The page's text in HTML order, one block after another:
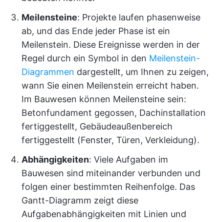
Meilensteine: Projekte laufen phasenweise
ab, und das Ende jeder Phase ist ein
Meilenstein. Diese Ereignisse werden in der
Regel durch ein Symbol in den Meilenstein-
Diagrammen dargestellt, um Ihnen zu zeigen,
wann Sie einen Meilenstein erreicht haben.
Im Bauwesen können Meilensteine sein:
Betonfundament gegossen, Dachinstallation
fertiggestellt, Gebäudeaußenbereich
fertiggestellt (Fenster, Türen, Verkleidung).
Abhängigkeiten: Viele Aufgaben im
Bauwesen sind miteinander verbunden und
folgen einer bestimmten Reihenfolge. Das
Gantt-Diagramm zeigt diese
Aufgabenabhängigkeiten mit Linien und